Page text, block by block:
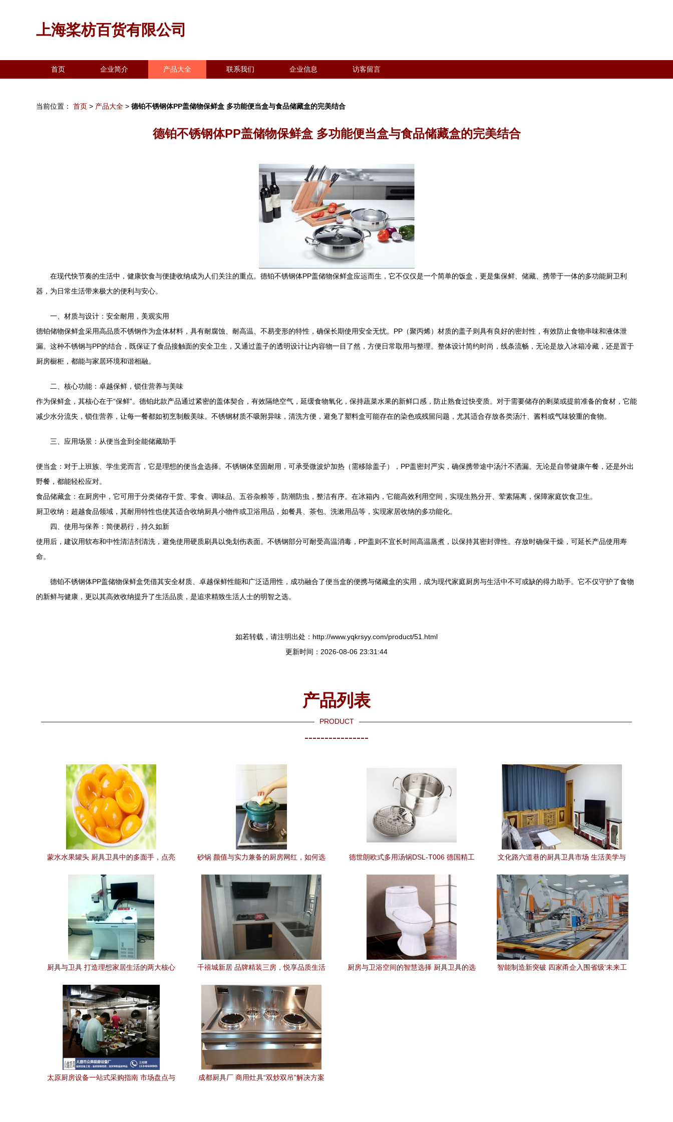
上海桨枋百货有限公司
首页 企业简介 产品大全 联系我们 企业信息 访客留言
当前位置： 首页 > 产品大全 > 德铂不锈钢体PP盖储物保鲜盒 多功能便当盒与食品储藏盒的完美结合
德铂不锈钢体PP盖储物保鲜盒 多功能便当盒与食品储藏盒的完美结合
在现代快节奏的生活中，健康饮食与便捷收纳成为人们关注的重点。德铂不锈钢体PP盖储物保鲜盒应运而生，它不仅仅是一个简单的饭盒，更是集保鲜、储藏、携带于一体的多功能厨卫利
器，为日常生活带来极大的便利与安心。
一、材质与设计：安全耐用，美观实用
德铂储物保鲜盒采用高品质不锈钢作为盒体材料，具有耐腐蚀、耐高温、不易变形的特性，确保长期使用安全无忧。PP（聚丙烯）材质的盖子则具有良好的密封性，有效防止食物串味和液体泄
漏。这种不锈钢与PP的结合，既保证了食品接触面的安全卫生，又通过盖子的透明设计让内容物一目了然，方便日常取用与整理。整体设计简约时尚，线条流畅，无论是放入冰箱冷藏，还是置于
厨房橱柜，都能与家居环境和谐相融。
二、核心功能：卓越保鲜，锁住营养与美味
作为保鲜盒，其核心在于“保鲜”。德铂此款产品通过紧密的盖体契合，有效隔绝空气，延缓食物氧化，保持蔬菜水果的新鲜口感，防止熟食过快变质。对于需要储存的剩菜或提前准备的食材，它能
减少水分流失，锁住营养，让每一餐都如初烹制般美味。不锈钢材质不吸附异味，清洗方便，避免了塑料盒可能存在的染色或残留问题，尤其适合存放各类汤汁、酱料或气味较重的食物。
三、应用场景：从便当盒到全能储藏助手
便当盒：对于上班族、学生党而言，它是理想的便当盒选择。不锈钢体坚固耐用，可承受微波炉加热（需移除盖子），PP盖密封严实，确保携带途中汤汁不洒漏。无论是自带健康午餐，还是外出
野餐，都能轻松应对。
食品储藏盒：在厨房中，它可用于分类储存干货、零食、调味品、五谷杂粮等，防潮防虫，整洁有序。在冰箱内，它能高效利用空间，实现生熟分开、荤素隔离，保障家庭饮食卫生。
厨卫收纳：超越食品领域，其耐用特性也使其适合收纳厨具小物件或卫浴用品，如餐具、茶包、洗漱用品等，实现家居收纳的多功能化。
四、使用与保养：简便易行，持久如新
使用后，建议用软布和中性清洁剂清洗，避免使用硬质刷具以免划伤表面。不锈钢部分可耐受高温消毒，PP盖则不宜长时间高温蒸煮，以保持其密封弹性。存放时确保干燥，可延长产品使用寿
命。
德铂不锈钢体PP盖储物保鲜盒凭借其安全材质、卓越保鲜性能和广泛适用性，成功融合了便当盒的便携与储藏盒的实用，成为现代家庭厨房与生活中不可或缺的得力助手。它不仅守护了食物
的新鲜与健康，更以其高效收纳提升了生活品质，是追求精致生活人士的明智之选。
如若转载，请注明出处：http://www.yqkrsyy.com/product/51.html
更新时间：2026-08-06 23:31:44
产品列表
PRODUCT
----------------
蒙水水果罐头 厨具卫具中的多面手，点亮
砂锅 颜值与实力兼备的厨房网红，如何选
德世朗欧式多用汤锅DSL-T006 德国精工
文化路六道巷的厨具卫具市场 生活美学与
厨具与卫具 打造理想家居生活的两大核心 千禧城新居 品牌精装三房，悦享品质生活
厨房与卫浴空间的智慧选择 厨具卫具的选
智能制造新突破 四家甬企入围省级'未来工
太原厨房设备一站式采购指南 市场盘点与
成都厨具厂 商用灶具“双炒双吊”解决方案